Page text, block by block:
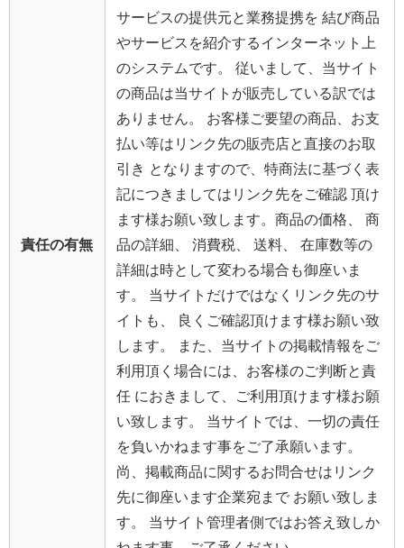
責任の有無
サービスの提供元と業務提携を 結び商品
やサービスを紹介するインターネット上
のシステムです。 従いまして、当サイト
の商品は当サイトが販売している訳では
ありません。 お客様ご要望の商品、お支
払い等はリンク先の販売店と直接のお取
引き となりますので、特商法に基づく表
記につきましてはリンク先をご確認 頂け
ます様お願い致します。商品の価格、 商
品の詳細、 消費税、 送料、 在庫数等の
詳細は時として変わる場合も御座いま
す。 当サイトだけではなくリンク先のサ
イトも、 良くご確認頂けます様お願い致
します。 また、当サイトの掲載情報をご
利用頂く場合には、お客様のご判断と責
任 におきまして、ご利用頂けます様お願
い致します。 当サイトでは、一切の責任
を負いかねます事をご了承願います。
尚、掲載商品に関するお問合せはリンク
先に御座います企業宛まで お願い致しま
す。 当サイト管理者側ではお答え致しか